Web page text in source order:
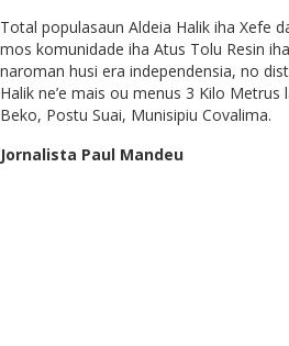
Total populasaun Aldeia Halik iha Xefe
mos komunidade iha Atus Tolu Resin
naroman husi era independensia, no
Halik ne’e mais ou menus 3 Kilo Metrus
Beko, Postu Suai, Munisipiu Covalima.
Jornalista Paul Mandeu